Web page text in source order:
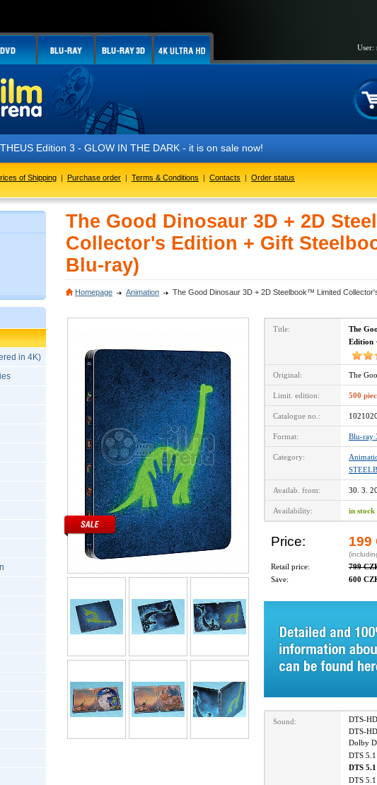
User:
3 - GLOW IN THE DARK - it is on sale now!
of Shipping | Purchase order | Terms & Conditions | Contacts | Order status
in 4K)
The Good Dinosaur 3D + 2D
Collector's Edition + Gift
Blu-ray)
Homepage Animation The Good Dinosaur 3D + 2D Steelbook™ Limited
Title:
The
Edition
Original: The
Limit. edition: 500
Catalogue no.: 1021020
Format: Blu-ray
Category:
Availab. from: 30. 3.
Availability: in stock
Price: 199
Retail price: 799
Save:
600
Sound:
DTS-
DTS-
Dolby
DTS
DTS
DTS